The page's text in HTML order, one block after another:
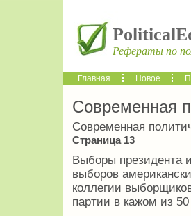
Рефераты по
Главная Новое
Современная
Современная
Страница 13
Выборы президента
выборов
коллегии
партии в кажом из